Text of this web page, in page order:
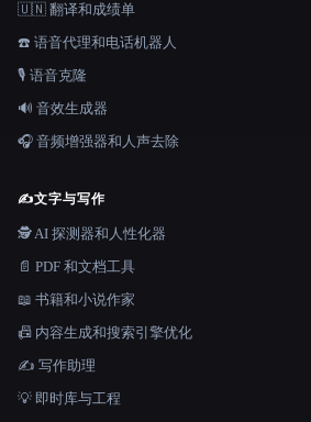
🇺🇳 翻译和成绩单
☎️ 语音代理和电话机器人
🎙️ 语音克隆
🔊 音效生成器
🎧 音频增强器和人声去除
✍️文字与写作
🕵️ AI 探测器和人性化器
📄 PDF 和文档工具
📖 书籍和小说作家
📠 内容生成和搜索引擎优化
✍️ 写作助理
💡 即时库与工程